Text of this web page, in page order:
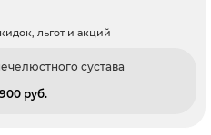
льгот и акций
сустава
pуб.